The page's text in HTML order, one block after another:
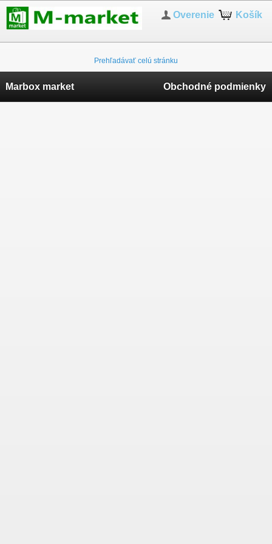
Košík
Overenie
Prehľadávať celú stránku
Marbox market Obchodné podmienky